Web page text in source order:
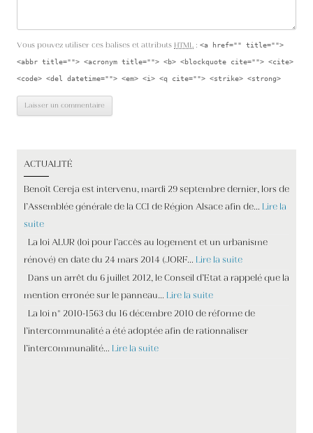
Vous pouvez utiliser ces balises et attributs HTML : <a href="" title="">
<abbr title=""> <acronym title=""> <b> <blockquote cite=""> <cite>
<code> <del datetime=""> <em> <i> <q cite=""> <strike> <strong>
ACTUALITÉ
Benoît Cereja est intervenu, mardi 29 septembre dernier, lors de
l’Assemblée générale de la CCI de Région Alsace afin de… Lire la
suite
La loi ALUR (loi pour l’accès au logement et un urbanisme
rénové) en date du 24 mars 2014 (JORF… Lire la suite
Dans un arrêt du 6 juillet 2012, le Conseil d’Etat a rappelé que la
mention erronée sur le panneau… Lire la suite
La loi n° 2010-1563 du 16 décembre 2010 de réforme de
l’intercommunalité a été adoptée afin de rationnaliser
l’intercommunalité… Lire la suite